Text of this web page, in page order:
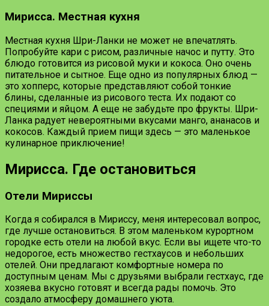
Мирисса. Местная кухня
Местная кухня Шри-Ланки не может не впечатлять.
Попробуйте кари с рисом, различные начос и путту. Это
блюдо готовится из рисовой муки и кокоса. Оно очень
питательное и сытное. Еще одно из популярных блюд —
это хопперс, которые представляют собой тонкие
блины, сделанные из рисового теста. Их подают со
специями и яйцом. А еще не забудьте про фрукты. Шри-
Ланка радует невероятными вкусами манго, ананасов и
кокосов. Каждый прием пищи здесь — это маленькое
кулинарное приключение!
Мирисса. Где остановиться
Отели Мириссы
Когда я собирался в Мириссу, меня интересовал вопрос,
где лучше остановиться. В этом маленьком курортном
городке есть отели на любой вкус. Если вы ищете что-то
недорогое, есть множество гестхаусов и небольших
отелей. Они предлагают комфортные номера по
доступным ценам. Мы с друзьями выбрали гестхаус, где
хозяева вкусно готовят и всегда рады помочь. Это
создало атмосферу домашнего уюта.